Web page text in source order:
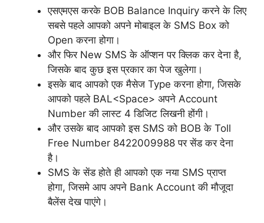
एसएमएस करके BOB Balance Inquiry करने के लिए
सबसे पहले आपको अपने मोबाइल के SMS Box को
Open करना होगा।
और फिर New SMS के ऑप्शन पर क्लिक कर देना है,
जिसके बाद कुछ इस प्रकार का पेज खुलेगा।
इसके बाद आपको एक मैसेज Type करना होगा, जिसके
आपको पहले BAL<Space> अपने Account
Number की लास्ट 4 डिजिट लिखनी होंगी।
और उसके बाद आपको इस SMS को BOB के Toll
Free Number 8422009988 पर सेंड कर देना
है।
SMS के सेंड होते ही आपको एक नया SMS प्राप्त
होगा, जिसमे आप अपने Bank Account की मौजूदा
बैलेंस देख पाएंगे।